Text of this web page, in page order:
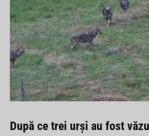
După ce trei urşi au fost